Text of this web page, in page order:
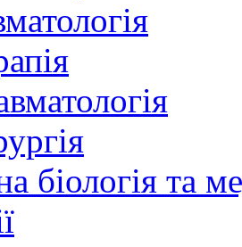
біологія та